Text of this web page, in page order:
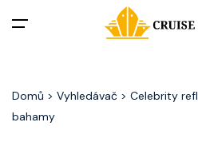
Akční nabídky
Domů > Vyhledávač > Celebrity
bahamy